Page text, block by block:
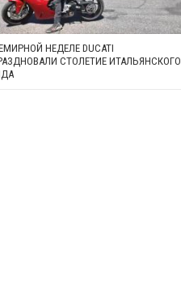
НЕДЕЛЕ DUCATI
СТОЛЕТИЕ ИТАЛЬЯНСКОГО